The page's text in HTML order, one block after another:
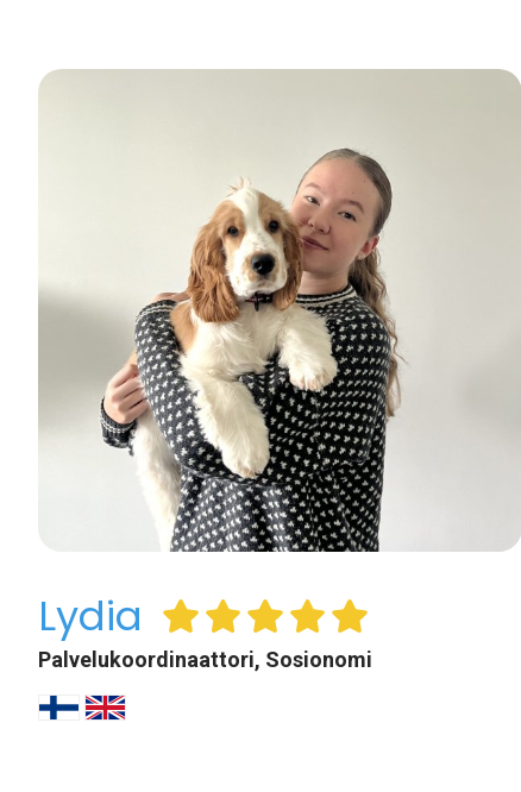
Lydia
Palvelukoordinaattori, Sosionomi